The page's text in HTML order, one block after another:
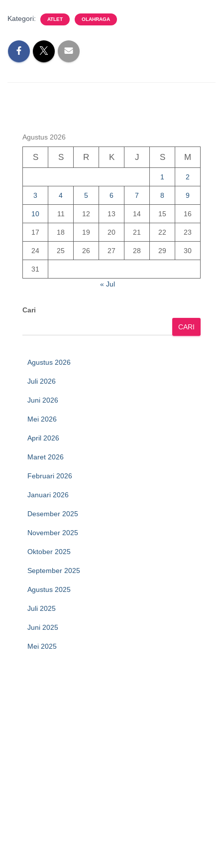
Kategori: ATLET OLAHRAGA
Agustus 2026
S S R K J S M
1 2
3 4 5 6 7 8 9
10 11 12 13 14 15 16
17 18 19 20 21 22 23
24 25 26 27 28 29 30
31
« Jul
Cari
CARI
Agustus 2026
Juli 2026
Juni 2026
Mei 2026
April 2026
Maret 2026
Februari 2026
Januari 2026
Desember 2025
November 2025
Oktober 2025
September 2025
Agustus 2025
Juli 2025
Juni 2025
Mei 2025